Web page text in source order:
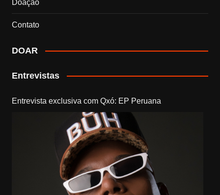
Doação
Contato
DOAR
Entrevistas
Entrevista exclusiva com Qxó: EP Peruana